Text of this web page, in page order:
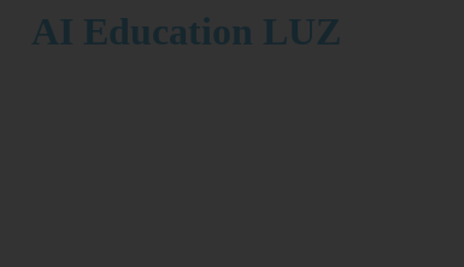
AI Education LUZ